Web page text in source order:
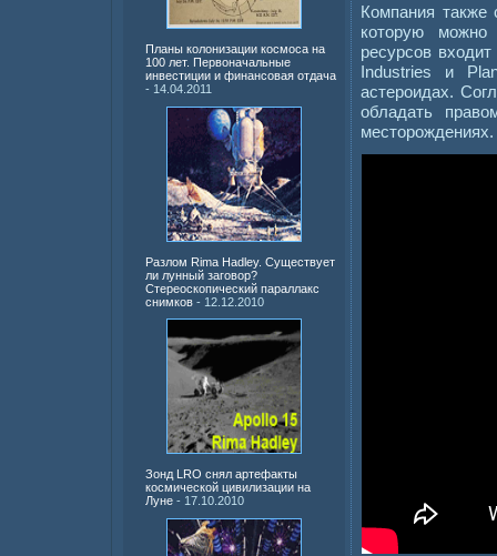
Планы колонизации космоса на
100 лет. Первоначальные
инвестиции и финансовая отдача
- 14.04.2011
Разлом Rima Hadley. Существует
ли лунный заговор?
Стереоскопический параллакс
снимков - 12.12.2010
Зонд LRO снял артефакты
космической цивилизации на
Луне - 17.10.2010
Компания также
которую можно
ресурсов
Industries и
астероидах.
обладать
месторождениях.